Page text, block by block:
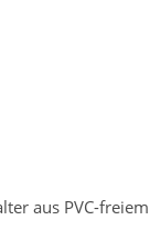
aus PVC-